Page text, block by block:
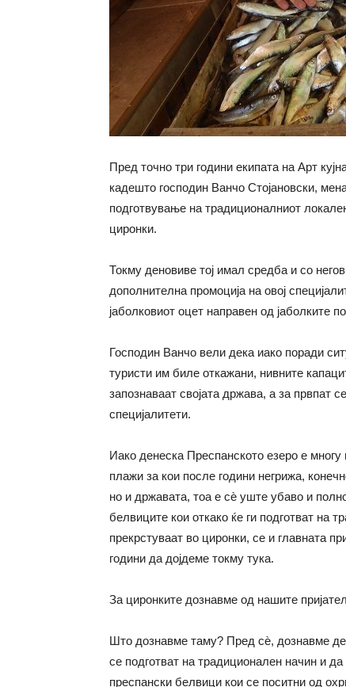
Пред точно три години екипата на Арт
кадешто господин Ванчо Стојановски,
подготвување на традиционалниот
циронки.
Токму деновиве тој имал средба и со
дополнителна промоција на овој
јаболковиот оцет направен од јаболките
Господин Ванчо вели дека иако поради
туристи им биле откажани, нивните
запознаваат својата држава, а за првпат
специјалитети.
Иако денеска Преспанското езеро е
плажи за кои после години негрижа,
но и државата, тоа е сѐ уште убаво и
белвиците кои откако ќе ги подготват на
прекрстуваат во циронки, се и главната
години да дојдеме токму тука.
За циронките дознавме од нашите
Што дознавме таму? Пред сѐ, дознавме
се подготват на традиционален начин и
преспански белвици кои се поситни од